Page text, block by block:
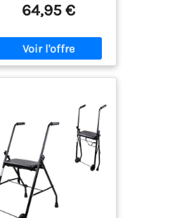
64,95 €